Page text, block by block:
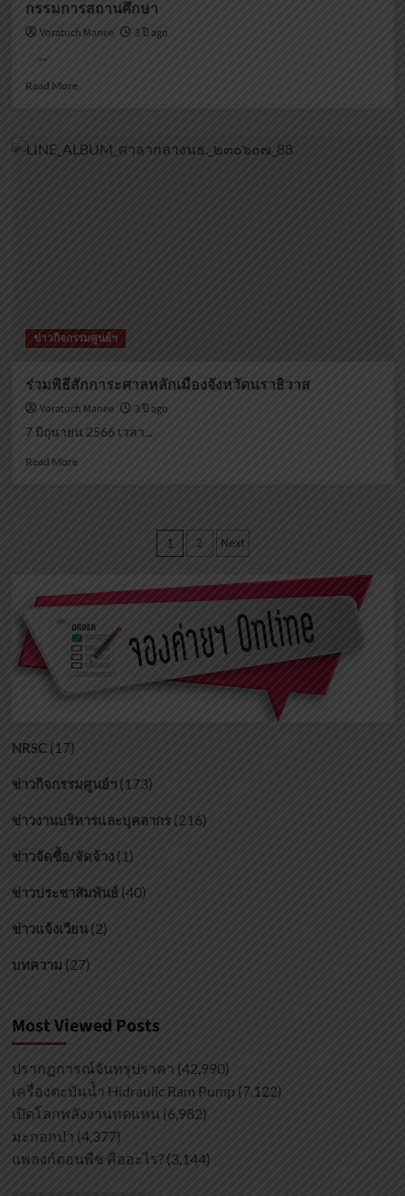
กรรมการสถานศึกษา
Voratuch Manee
3 ปี ago
...
Read MoreRead
ส่ง
กรรมการ
ศึกษา
ข่าวกิจกรรมศูนย์ฯ
ร่วมพิธีสักการะศาลหลักเมืองจังหวัดนราธิวาส
Voratuch Manee
3 ปี ago
7 มิถุนายน 2566 เวลา...
Read MoreRead
ศาลหลักเมือง
นราธิวาส
Posts
pagination
1 2 Next
NRSC(17)
ข่าวกิจกรรมศูนย์ฯ(173)
ข่าวงานบริหารและบุคลากร(216)
ข่าวจัดซื้อ/จัดจ้าง(1)
ข่าวประชาสัมพันธ์(40)
ข่าวแจ้งเวียน(2)
บทความ (27)
Most Viewed Posts
ปรากฏการณ์จันทรุปราคา (42,990)
เครื่องตะบันน้ำ Hidraulic Ram Pump (7,122)
เปิดโลกพลังงานทดแทน (6,982)
มะกอกป่า (4,377)
แพลงก์ตอนพืช คืออะไร? (3,144)